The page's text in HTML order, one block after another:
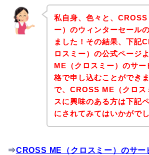
私自身、色々と、CROSS
ー）のウィンターセール
ました！その結果、下記
ロスミー）の公式ページ
ME（クロスミー）のサー
格で申し込むことができ
で、CROSS ME（クロス
スに興味のある方は下記
にされてみてはいかがで
⇒CROSS ME（クロスミー）のサー